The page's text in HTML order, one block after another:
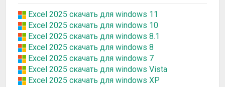
Excel 2025 скачать для windows 11
Excel 2025 скачать для windows 10
Excel 2025 скачать для windows 8.1
Excel 2025 скачать для windows 8
Excel 2025 скачать для windows 7
Excel 2025 скачать для windows Vista
Excel 2025 скачать для windows XP